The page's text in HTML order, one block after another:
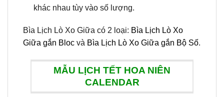
khác nhau tùy vào số lượng.
Bìa Lịch Lò Xo Giữa có 2 loại: Bìa Lịch Lò Xo
Giữa gắn Bloc và Bìa Lịch Lò Xo Giữa gắn Bộ Số.
MẪU LỊCH TẾT HOA NIÊN
CALENDAR